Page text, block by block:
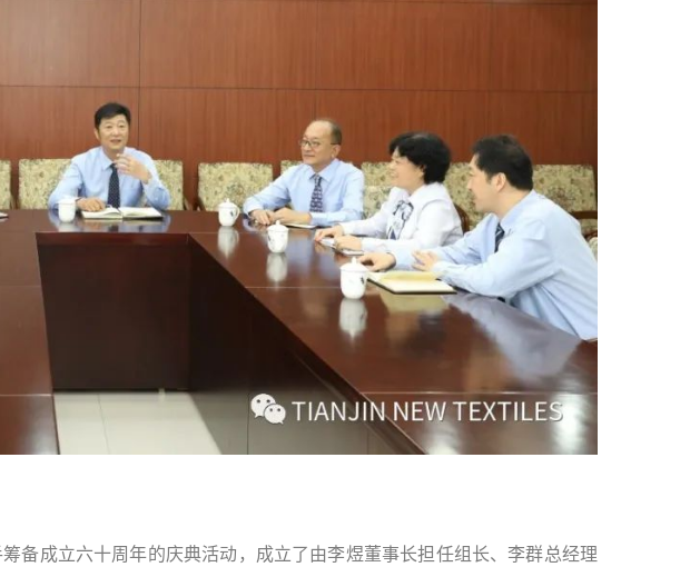
成立六十周年的庆典活动，成立了由李煜董事长担任组长、李群总经理